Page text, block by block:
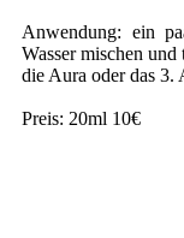
Anwendung: ein
Wasser mischen
die Aura oder das 3.
Preis: 20ml 10€